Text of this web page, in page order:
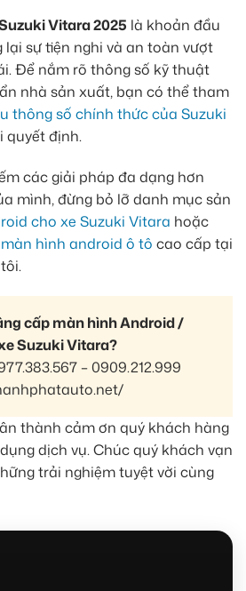
Vitara 2025 là khoản đầu
sự tiện nghi và an toàn vượt
Để nắm rõ thông số kỹ thuật
nhà sản xuất, bạn có thể tham
thông số chính thức của Suzuki
quyết định.
các giải pháp đa dạng hơn
mình, đừng bỏ lỡ danh mục sản
cho xe Suzuki Vitara hoặc
màn hình android ô tô cao cấp tại
cấp màn hình Android /
Suzuki Vitara?
– 0909.212.999
thành cảm ơn quý khách hàng
dịch vụ. Chúc quý khách vạn
trải nghiệm tuyệt vời cùng